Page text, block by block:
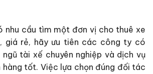
nhu cầu tìm một đơn vị cho thuê xe
giá rẻ, hãy ưu tiên các công ty có
ngũ tài xế chuyên nghiệp và dịch vụ
hàng tốt. Việc lựa chọn đúng đối tác